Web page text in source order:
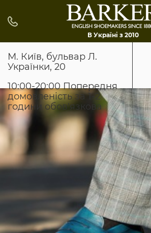
В Україні з 2010
М. Київ, бульвар Л.
Українки, 20
10:00-20:00 Попередня
домовленість за 1-2
години обов'язкова